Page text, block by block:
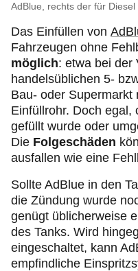
AdBlue, rechts der für Diesel
Das Einfüllen von
Fahrzeugen ohne
möglich: etwa bei der
handelsüblichen 5-
Bau- oder Supermarkt
Einfüllrohr. Doch egal,
gefüllt wurde oder
Die Folgeschäden
ausfallen wie eine
Sollte AdBlue in den
die Zündung wurde
genügt üblicherweise
des Tanks. Wird
eingeschaltet, kann
empfindliche